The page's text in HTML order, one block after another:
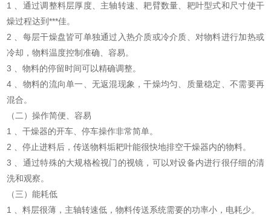
1 、通过调整料层厚度、主轴转速、耙臂数量、耙叶型式和尺寸使干
燥过程达到***佳。
2 、每层干燥盘皆可单独通过入热介质或冷介质、对物料进行加热或
冷却，物料温度控制准确、容易。
3 、物料的停留时间可以精确调整。
4 、物料的流向单一、无返混现象，干燥均匀、质量稳定、不需要再
混合。
（二）操作简便、容易
1 、干燥器的开车、停车操作非常简单。
2 、停止进料后，传送物料垢耙叶能很快地排空干燥器内的物料。
3 、通过特殊的大规格检视门的视镜，可以对设备内进行很仔细的清
洗和观察。
（三）能耗低
1 、料层很薄，主轴转速低，物料传送系统需要的功率小，电耗少。